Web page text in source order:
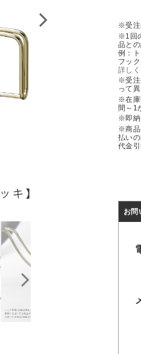
※受注
※1回
品と
例：
フッ
詳し
※受注
って
※在庫
間～1
※即納
※商品
払い
代金
お問